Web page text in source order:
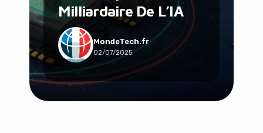
Milliardaire De L’IA
MondeTech.fr
02/07/2025
Social & Communauté
Tech & Développement
Travail & Productivité
Voyage